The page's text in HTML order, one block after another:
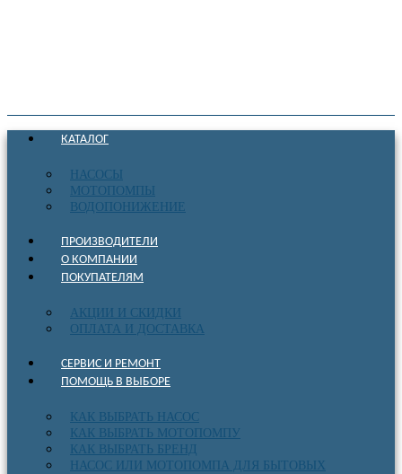
КАТАЛОГ
НАСОСЫ
МОТОПОМПЫ
ВОДОПОНИЖЕНИЕ
ПРОИЗВОДИТЕЛИ
О КОМПАНИИ
ПОКУПАТЕЛЯМ
АКЦИИ И СКИДКИ
ОПЛАТА И ДОСТАВКА
СЕРВИС И РЕМОНТ
ПОМОЩЬ В ВЫБОРЕ
КАК ВЫБРАТЬ НАСОС
КАК ВЫБРАТЬ МОТОПОМПУ
КАК ВЫБРАТЬ БРЕНД
НАСОС ИЛИ МОТОПОМПА ДЛЯ БЫТОВЫХ